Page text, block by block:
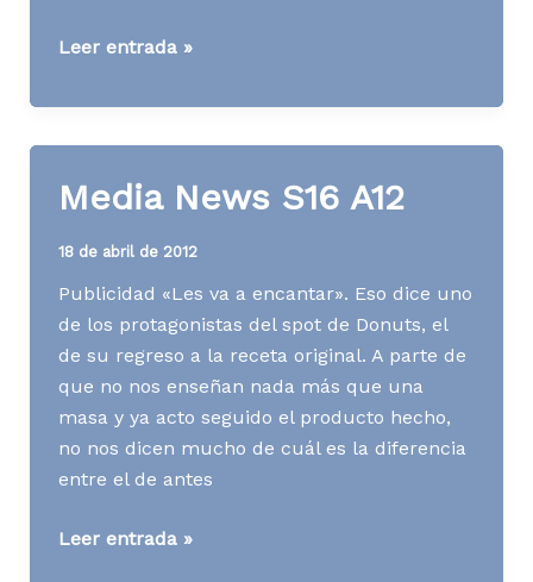
Media
S22
Leer entrada »
Media News S16 A12
18 de abril de 2012
Publicidad «Les va a encantar». Eso dice uno
de los protagonistas del spot de Donuts, el
de su regreso a la receta original. A parte de
que no nos enseñan nada más que una
masa y ya acto seguido el producto hecho,
no nos dicen mucho de cuál es la diferencia
entre el de antes
Media
Leer entrada »